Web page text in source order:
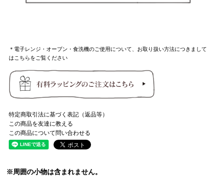
＊電子レンジ・オーブン・食洗機のご使用について、お取り扱い方法につきまして
はこちらをご覧ください
特定商取引法に基づく表記（返品等）
この商品を友達に教える
この商品について問い合わせる
※周囲の小物は含まれません。